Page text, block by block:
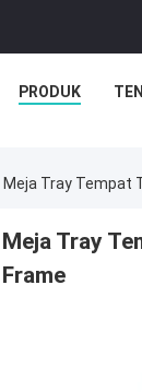
PRODUK
Meja Tray Tempat
Meja Tray
Frame